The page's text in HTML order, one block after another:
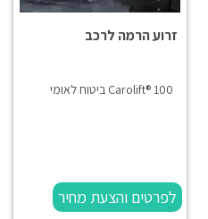
זרוע הרמה לרכב
Carolift® 100 ביטוח לאומי
לפרטים והצעת מחיר